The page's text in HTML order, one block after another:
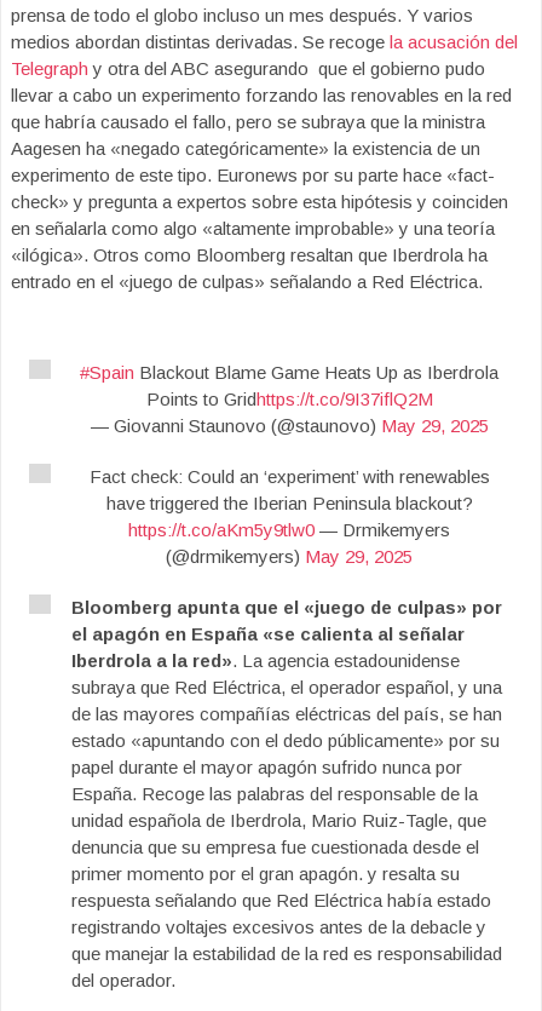
prensa de todo el globo incluso un mes después. Y varios
medios abordan distintas derivadas. Se recoge la acusación del
Telegraph y otra del ABC asegurando que el gobierno pudo
llevar a cabo un experimento forzando las renovables en la red
que habría causado el fallo, pero se subraya que la ministra
Aagesen ha «negado categóricamente» la existencia de un
experimento de este tipo. Euronews por su parte hace «fact-
check» y pregunta a expertos sobre esta hipótesis y coinciden
en señalarla como algo «altamente improbable» y una teoría
«ilógica». Otros como Bloomberg resaltan que Iberdrola ha
entrado en el «juego de culpas» señalando a Red Eléctrica.
#Spain Blackout Blame Game Heats Up as Iberdrola
Points to Gridhttps://t.co/9I37iflQ2M
— Giovanni Staunovo (@staunovo) May 29, 2025
Fact check: Could an ‘experiment’ with renewables
have triggered the Iberian Peninsula blackout?
https://t.co/aKm5y9tlw0 — Drmikemyers
(@drmikemyers) May 29, 2025
Bloomberg apunta que el «juego de culpas» por
el apagón en España «se calienta al señalar
Iberdrola a la red». La agencia estadounidense
subraya que Red Eléctrica, el operador español, y una
de las mayores compañías eléctricas del país, se han
estado «apuntando con el dedo públicamente» por su
papel durante el mayor apagón sufrido nunca por
España. Recoge las palabras del responsable de la
unidad española de Iberdrola, Mario Ruiz-Tagle, que
denuncia que su empresa fue cuestionada desde el
primer momento por el gran apagón. y resalta su
respuesta señalando que Red Eléctrica había estado
registrando voltajes excesivos antes de la debacle y
que manejar la estabilidad de la red es responsabilidad
del operador.